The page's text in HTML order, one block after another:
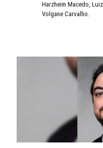
Harzheim Macedo,
Volgane Carvalho.